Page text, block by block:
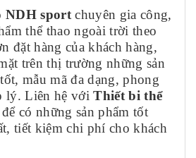
NDH sport chuyên gia công,
thể thao ngoài trời theo
đặt hàng của khách hàng,
trên thị trường những sản
mẫu mã đa dạng, phong
lý. Liên hệ vớiThiết bi thể
để có những sản phẩm tốt
tiết kiệm chi phí cho khách